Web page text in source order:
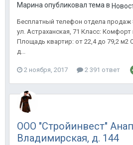
Марина опубликовал тема в
Бесплатный телефон отдела продаж
ул. Астраханская, 71 Класс: Комфорт
Площадь квартир: от 22,4 до 79,2 м2
д...
2 ноября, 2017 2 391 ответ
ООО "Стройинвест"
Владимирская, д. 144